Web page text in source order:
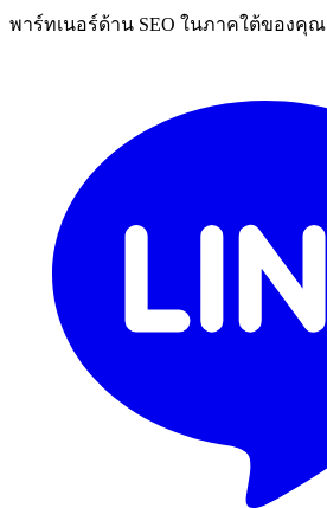
พาร์ทเนอร์ด้าน SEO ในภาคใต้ของคุณ